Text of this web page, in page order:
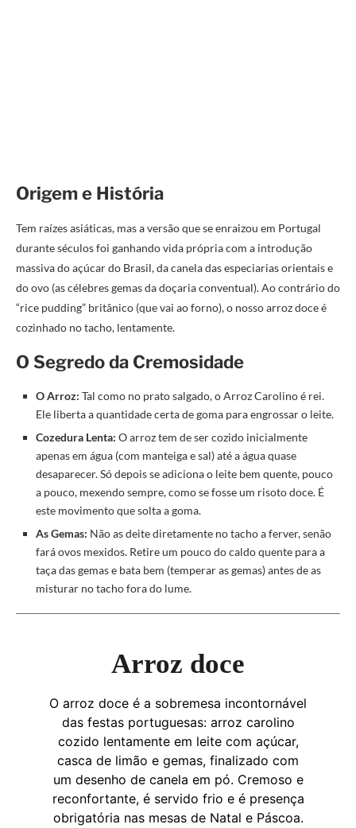
Origem e História
Tem raízes asiáticas, mas a versão que se enraizou em Portugal
durante séculos foi ganhando vida própria com a introdução
massiva do açúcar do Brasil, da canela das especiarias orientais e
do ovo (as célebres gemas da doçaria conventual). Ao contrário do
“rice pudding” britânico (que vai ao forno), o nosso arroz doce é
cozinhado no tacho, lentamente.
O Segredo da Cremosidade
O Arroz: Tal como no prato salgado, o Arroz Carolino é rei.
Ele liberta a quantidade certa de goma para engrossar o leite.
Cozedura Lenta: O arroz tem de ser cozido inicialmente
apenas em água (com manteiga e sal) até a água quase
desaparecer. Só depois se adiciona o leite bem quente, pouco
a pouco, mexendo sempre, como se fosse um risoto doce. É
este movimento que solta a goma.
As Gemas: Não as deite diretamente no tacho a ferver, senão
fará ovos mexidos. Retire um pouco do caldo quente para a
taça das gemas e bata bem (temperar as gemas) antes de as
misturar no tacho fora do lume.
Arroz doce
O arroz doce é a sobremesa incontornável
das festas portuguesas: arroz carolino
cozido lentamente em leite com açúcar,
casca de limão e gemas, finalizado com
um desenho de canela em pó. Cremoso e
reconfortante, é servido frio e é presença
obrigatória nas mesas de Natal e Páscoa.